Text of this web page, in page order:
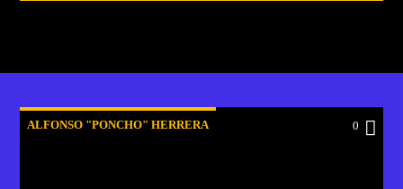
ALFONSO "PONCHO" HERRERA 0